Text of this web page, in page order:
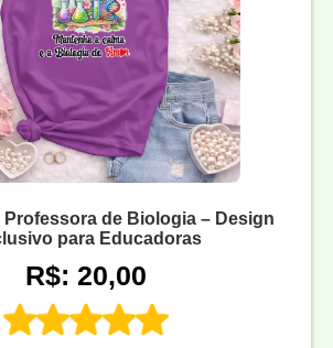
Professora de Biologia – Design
para Educadoras
R$: 20,00